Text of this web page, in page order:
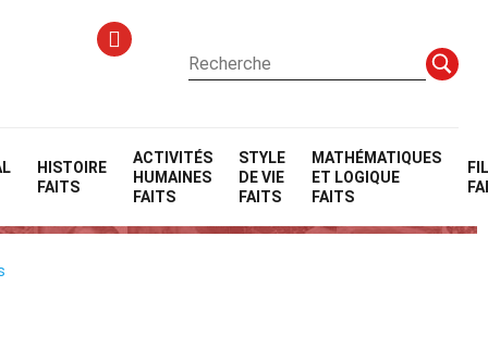
HISTOIRE
FAITS
ACTIVITÉS
HUMAINES
FAITS
STYLE
DE VIE
FAITS
MATHÉMATIQUES
ET LOGIQUE
FAITS